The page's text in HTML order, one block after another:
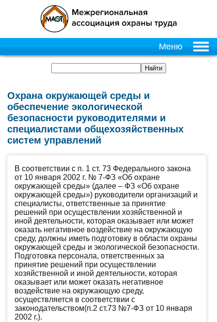
Меню
Охрана окружающей среды и
обеспечение экологической
безопасности руководителями и
специалистами общехозяйственных
систем управлений
В соответствии с п. 1 ст. 73 Федерального закона
от 10 января 2002 г. № 7-ФЗ «Об охране
окружающей среды» (далее – ФЗ «Об охране
окружающей среды») руководители организаций и
специалисты, ответственные за принятие
решений при осуществлении хозяйственной и
иной деятельности, которая оказывает или может
оказать негативное воздействие на окружающую
среду, должны иметь подготовку в области охраны
окружающей среды и экологической безопасности.
Подготовка персонала, ответственных за
принятие решений при осуществлении
хозяйственной и иной деятельности, которая
оказывает или может оказать негативное
воздействие на окружающую среду,
осуществляется в соответствии с
законодательством(п.2 ст.73 №7-ФЗ от 10 января
2002 г.).